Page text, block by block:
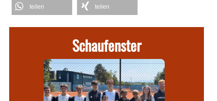
teilen teilen
Schaufenster